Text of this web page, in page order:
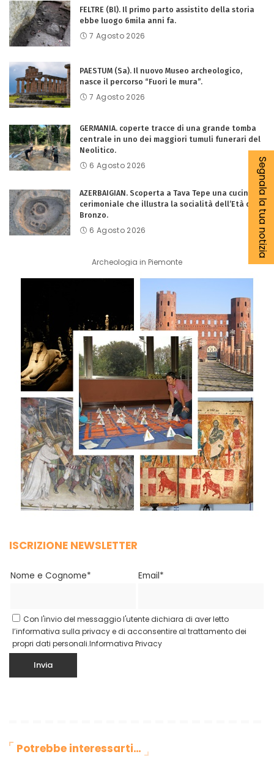
FELTRE (Bl). Il primo parto assistito della storia
ebbe luogo 6mila anni fa.
7 Agosto 2026
PAESTUM (Sa). Il nuovo Museo archeologico,
nasce il percorso “Fuori le mura”.
7 Agosto 2026
GERMANIA. coperte tracce di una grande tomba
centrale in uno dei maggiori tumuli funerari del
Neolitico.
6 Agosto 2026
AZERBAIGIAN. Scoperta a Tava Tepe una cucina
cerimoniale che illustra la socialità dell’Età del
Bronzo.
6 Agosto 2026
Archeologia in Piemonte
ISCRIZIONE NEWSLETTER
Nome e Cognome* Email*
Con l'invio del messaggio l'utente dichiara di aver letto
l’informativa sulla privacy e di acconsentire al trattamento dei
propri dati personali.Informativa Privacy
Potrebbe interessarti…
Segnala la tua notizia